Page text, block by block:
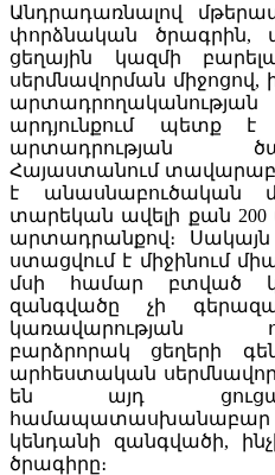
Անդրադառնալով
փորձնական ծրագրին,
ցեղային կազմի
սերմնավորման
արդյունքում պետք է
արտադրության
Հայաստանում
է անասնաբուծական
տարեկան ավելի քան
արտադրանքով։ Սակայն
ստացվում է միջինում
մսի համար բտված
զանգվածը չի
կառավարության
բարձրորակ ցեղերի
արհեստական
են այդ
համապատասխանաբար
կենդանի զանգվածի,
ծրագիրը։